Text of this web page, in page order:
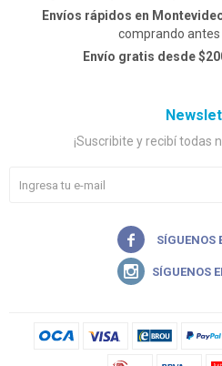
Envíos rápidos en
comprando antes
Envío gratis desde
¡Suscribite y recibí todas

